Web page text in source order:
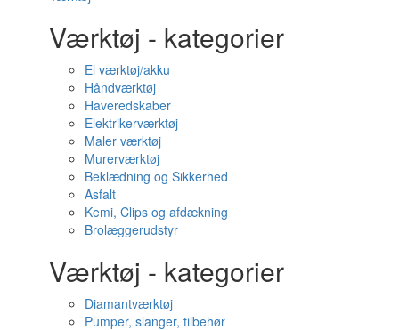
Værktøj - kategorier
El værktøj/akku
Håndværktøj
Haveredskaber
Elektrikerværktøj
Maler værktøj
Murerværktøj
Beklædning og Sikkerhed
Asfalt
Kemi, Clips og afdækning
Brolæggerudstyr
Værktøj - kategorier
Diamantværktøj
Pumper, slanger, tilbehør